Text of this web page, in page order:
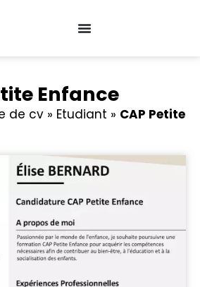
Enfance
de cv » Etudiant » CAP Petite